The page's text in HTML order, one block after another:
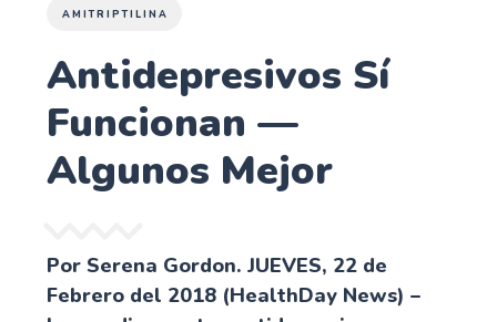
AMITRIPTILINA
Antidepresivos Sí
Funcionan —
Algunos Mejor
Por Serena Gordon. JUEVES, 22 de
Febrero del 2018 (HealthDay News) –